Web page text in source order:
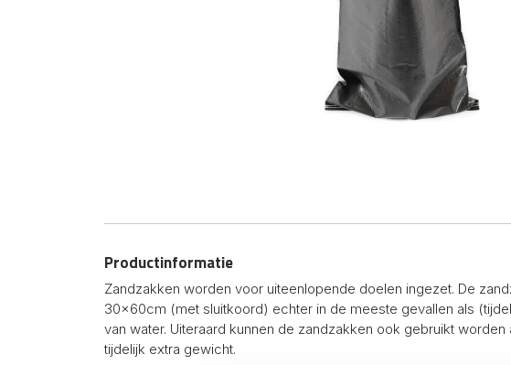
Productinformatie
Zandzakken worden voor uiteenlopende doelen ingezet. De
30x60cm (met sluitkoord) echter in de meeste gevallen als
van water. Uiteraard kunnen de zandzakken ook gebruikt worden
tijdelijk extra gewicht.